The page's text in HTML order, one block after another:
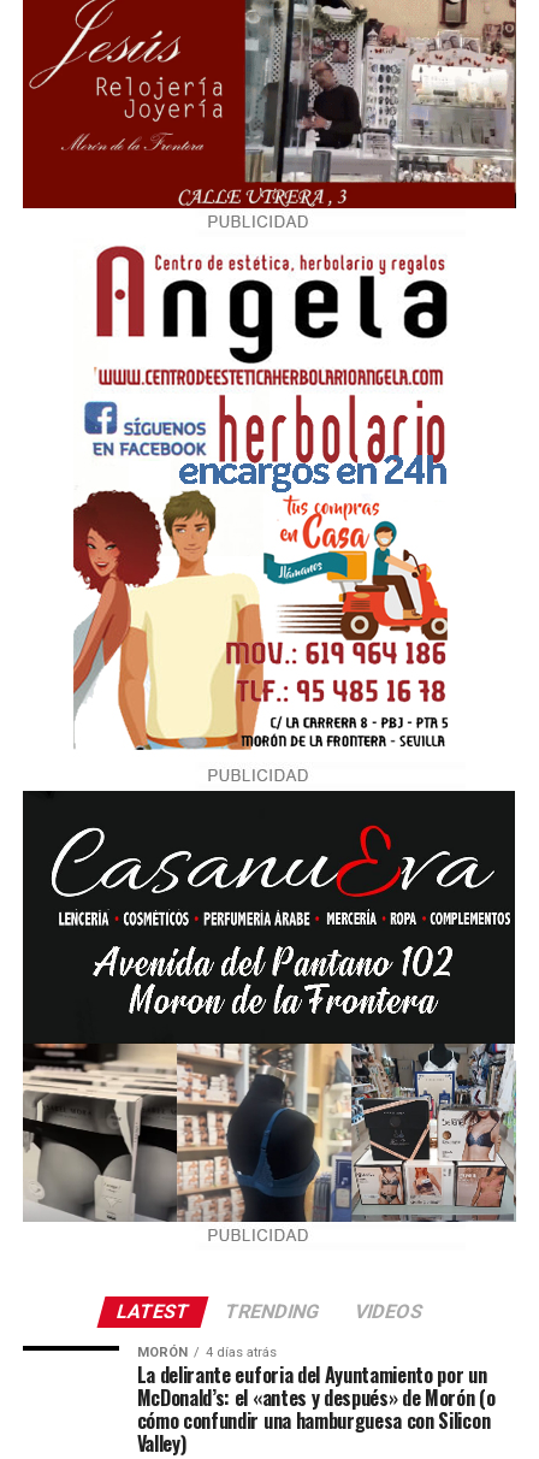
LATEST TRENDING VIDEOS
MORÓN 4 días atrás
La delirante euforia del Ayuntamiento por un
McDonald’s: el «antes y después» de Morón (o
cómo confundir una hamburguesa con Silicon
Valley)